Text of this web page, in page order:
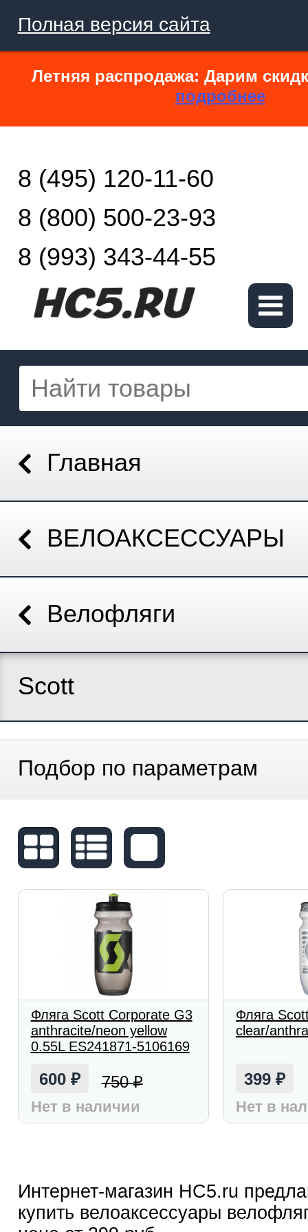
Полная версия сайта
Летняя распродажа: Дарим
подробнее
8 (495) 120-11-60
8 (800) 500-23-93
8 (993) 343-44-55
Главная
ВЕЛОАКСЕССУАРЫ
Велофляги
Scott
Подбор по параметрам
Фляга Scott Corporate G3
anthracite/neon yellow
0.55L ES241871-5106169
600 ₽ 750₽
Нет в наличии
Фляга
clear/
399₽
Нет в
Интернет-магазин HC5.ru
купить велоаксессуары